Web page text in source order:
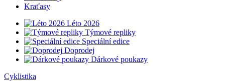
Kraťasy
Léto 2026
Týmové repliky
Speciální edice
Doprodej
Dárkové poukazy
Cyklistika